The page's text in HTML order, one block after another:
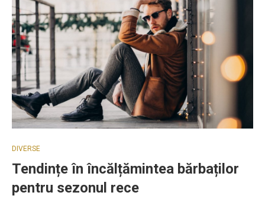
DIVERSE
Tendințe în încălțămintea bărbaților
pentru sezonul rece